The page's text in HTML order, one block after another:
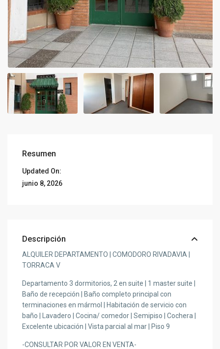
Resumen
Updated On:
junio 8, 2026
Descripción
ALQUILER DEPARTAMENTO | COMODORO RIVADAVIA |
TORRACA V
Departamento 3 dormitorios, 2 en suite | 1 master suite |
Baño de recepción | Baño completo principal con
terminaciones en mármol | Habitación de servicio con
baño | Lavadero | Cocina/ comedor | Semipiso | Cochera |
Excelente ubicación | Vista parcial al mar | Piso 9
-CONSULTAR POR VALOR EN VENTA-